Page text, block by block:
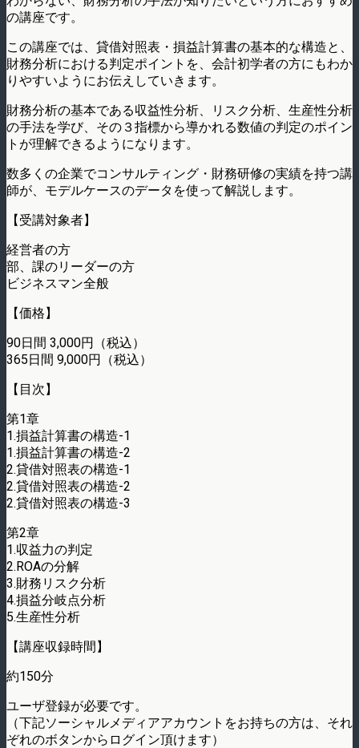
の講座です。
この講座では、貸借対照表・損益計算書の基本的な構造と、
財務分析における判定ポイントを、会計初学者の方にもわか
りやすいようにお伝えしていきます。
財務分析の基本である収益性分析、リスク分析、生産性分析
の手法を学び、その３指標から導かれる数値の判定のポイン
トが理解できるようになります。
数多くの企業でコンサルティング・財務研修の実績を持つ講
師が、モデルケースのデータを使って解説します。
【受講対象者】
経営者の方
部、課のリーダーの方
ビジネスマン全般
【価格】
90日間 3,000円（税込）
365日間 9,000円（税込）
【目次】
第1章
1.損益計算書の構造-1
1.損益計算書の構造-2
2.貸借対照表の構造-1
2.貸借対照表の構造-2
2.貸借対照表の構造-3
第2章
1.収益力の判定
2.ROAの分解
3.財務リスク分析
4.損益分岐点分析
5.生産性分析
【講座収録時間】
約150分
ユーザ登録が必要です。
（下記ソーシャルメディアアカウントをお持ちの方は、それ
ぞれのボタンからログイン頂けます）